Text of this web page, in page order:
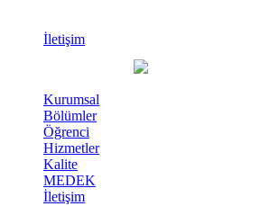
İletişim
Kurumsal
Bölümler
Öğrenci
Hizmetler
Kalite
MEDEK
İletişim